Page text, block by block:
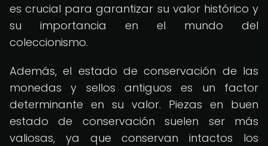
es crucial para garantizar su valor histórico y
su importancia en el mundo del
coleccionismo.
Además, el estado de conservación de las
monedas y sellos antiguos es un factor
determinante en su valor. Piezas en buen
estado de conservación suelen ser más
valiosas, ya que conservan intactos los